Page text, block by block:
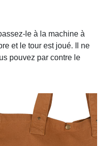
le à la machine à
et le tour est joué. Il ne
pouvez par contre le